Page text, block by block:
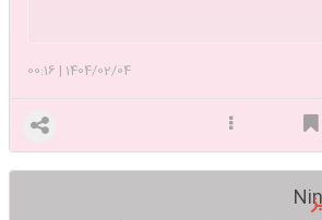
1404/02/04
|
00:16